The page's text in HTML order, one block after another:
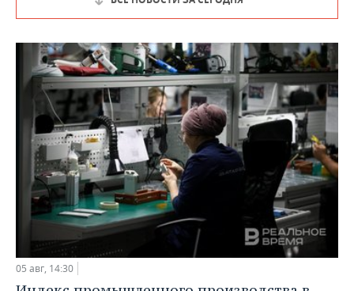
05 авг, 14:30